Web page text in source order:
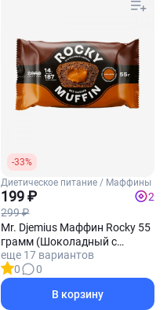
-33%
Диетическое питание / Маффины
199 ₽
299 ₽
2
Mr. Djemius Маффин Rocky 55
грамм (Шоколадный с
начинкой Карамель)
еще 17 вариантов
0
0
В корзину